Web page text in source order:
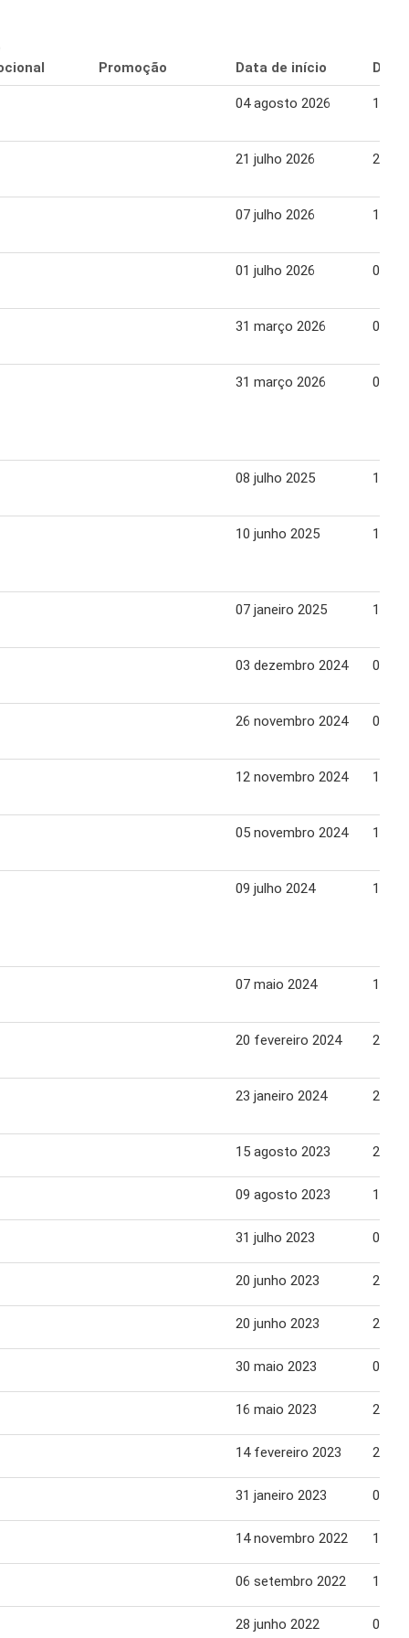
Promoção Data de início Data
04 agosto 2026 10
21 julho 2026 27
07 julho 2026 13
01 julho 2026 06
31 março 2026 07
31 março 2026 07
08 julho 2025 14
10 junho 2025 16
07 janeiro 2025 13
03 dezembro 2024 09
26 novembro 2024 02
12 novembro 2024 18
05 novembro 2024 11
09 julho 2024 15
07 maio 2024 13
20 fevereiro 2024 26
23 janeiro 2024 29
15 agosto 2023 21
09 agosto 2023 15
31 julho 2023 03
20 junho 2023 26
20 junho 2023 26
30 maio 2023 05
16 maio 2023 22
14 fevereiro 2023 20
31 janeiro 2023 06
14 novembro 2022 17
06 setembro 2022 12
28 junho 2022 04